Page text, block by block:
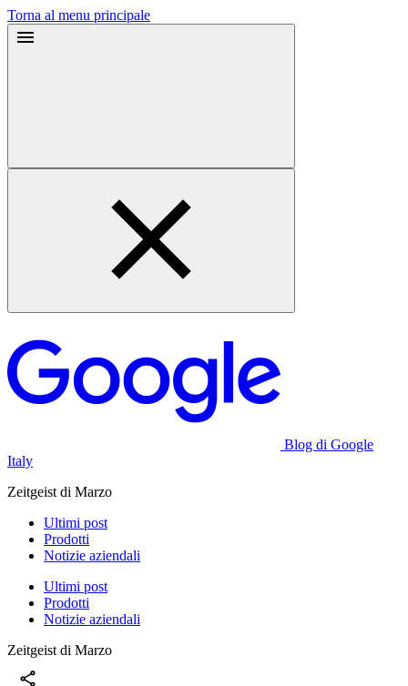
Torna al menu principale
Blog di Google
Italy
Zeitgeist di Marzo
Ultimi post
Prodotti
Notizie aziendali
Ultimi post
Prodotti
Notizie aziendali
Zeitgeist di Marzo